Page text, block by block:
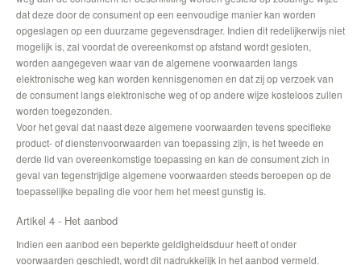
dat deze door de consument op een eenvoudige manier kan worden
opgeslagen op een duurzame gegevensdrager. Indien dit redelijkerwijs niet
mogelijk is, zal voordat de overeenkomst op afstand wordt gesloten,
worden aangegeven waar van de algemene voorwaarden langs
elektronische weg kan worden kennisgenomen en dat zij op verzoek van
de consument langs elektronische weg of op andere wijze kosteloos zullen
worden toegezonden.
Voor het geval dat naast deze algemene voorwaarden tevens specifieke
product- of dienstenvoorwaarden van toepassing zijn, is het tweede en
derde lid van overeenkomstige toepassing en kan de consument zich in
geval van tegenstrijdige algemene voorwaarden steeds beroepen op de
toepasselijke bepaling die voor hem het meest gunstig is.
Artikel 4 - Het aanbod
Indien een aanbod een beperkte geldigheidsduur heeft of onder
voorwaarden geschiedt, wordt dit nadrukkelijk in het aanbod vermeld.